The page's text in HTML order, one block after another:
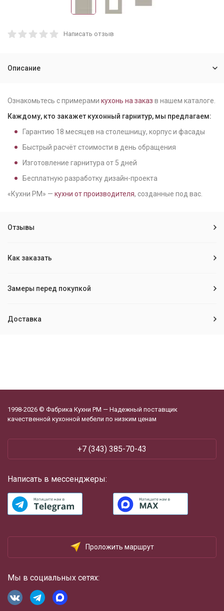
Написать отзыв
Описание
Ознакомьтесь с примерами кухонь на заказ в нашем каталоге.
Каждому, кто закажет кухонный гарнитур, мы предлагаем:
Гарантию 18 месяцев на столешницу, корпус и фасады
Быстрый расчёт стоимости в день обращения
Изготовление гарнитура от 5 дней
Бесплатную разработку дизайн-проекта
«Кухни РМ» — кухни от производителя, созданные под вас.
Отзывы
Как заказать
Замеры перед покупкой
Доставка
1998-2026 © Фабрика Кухни РМ — Надежный поставщик
качественной кухонной мебели по низким ценам
+7 (343) 385-70-43
Написать в мессенджеры:
Проложить маршрут
Мы в социальных сетях: